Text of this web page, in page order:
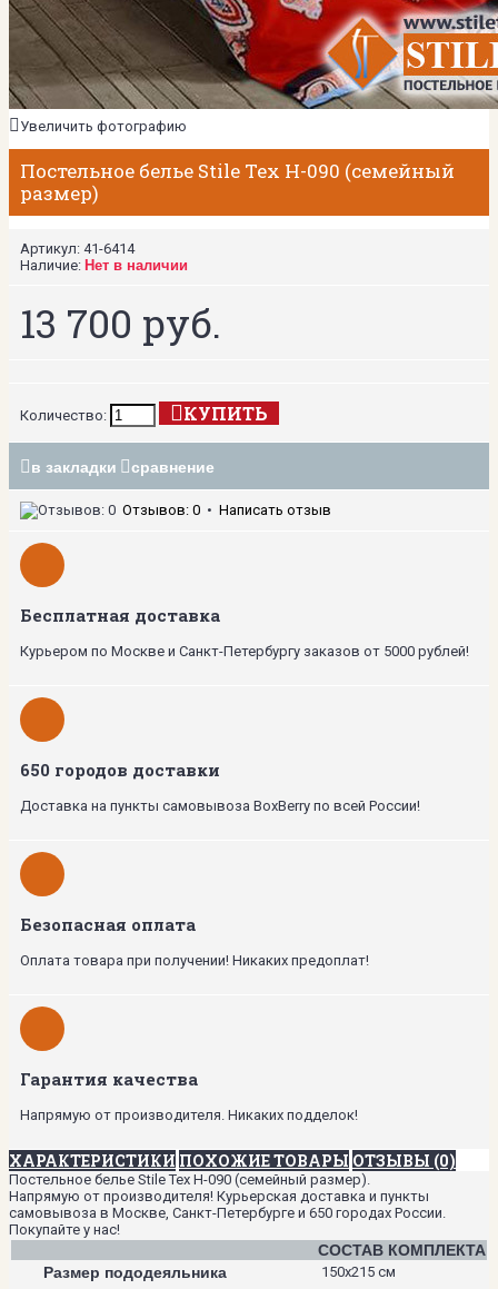
Увеличить фотографию
Постельное белье Stile Tex H-090 (семейный
размер)
Артикул: 41-6414
Наличие: Нет в наличии
13 700 руб.
Количество: КУПИТЬ
в закладки сравнение
Отзывов: 0 • Написать отзыв
Бесплатная доставка
Курьером по Москве и Санкт-Петербургу заказов от 5000 рублей!
650 городов доставки
Доставка на пункты самовывоза BoxBerry по всей России!
Безопасная оплата
Оплата товара при получении! Никаких предоплат!
Гарантия качества
Напрямую от производителя. Никаких подделок!
ХАРАКТЕРИСТИКИ ПОХОЖИЕ ТОВАРЫ ОТЗЫВЫ (0)
Постельное белье Stile Tex H-090 (семейный размер).
Напрямую от производителя! Курьерская доставка и пункты
самовывоза в Москве, Санкт-Петербурге и 650 городах России.
Покупайте у нас!
СОСТАВ КОМПЛЕКТА
Размер пододеяльника
150х215 см